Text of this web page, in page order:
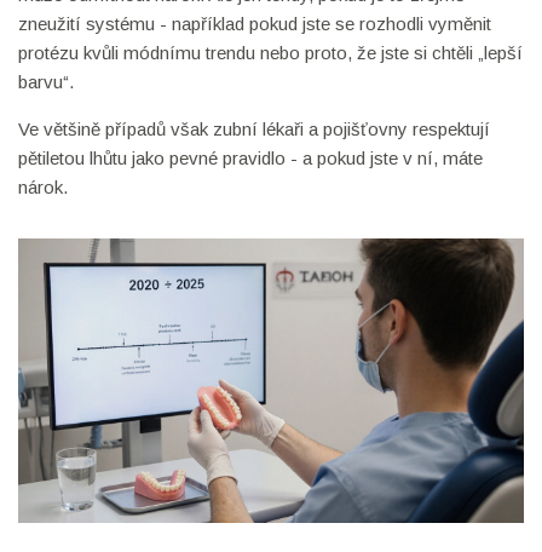
zneužití systému - například pokud jste se rozhodli vyměnit
protézu kvůli módnímu trendu nebo proto, že jste si chtěli „lepší
barvu“.
Ve většině případů však zubní lékaři a pojišťovny respektují
pětiletou lhůtu jako pevné pravidlo - a pokud jste v ní, máte
nárok.